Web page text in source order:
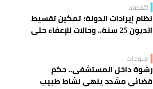
اقتصاد
نظام إيرادات الدولة: تمكين تقسيط
الديون 25 سنة.. وحالات للإعفاء حتى
منوعات
رشوة داخل المستشفى.. حكم
قضائي مشدد ينهي نشاط طبيب